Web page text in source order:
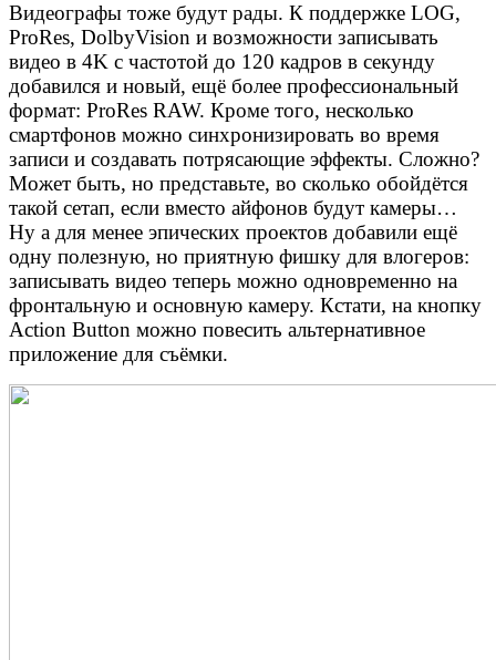
Видеографы тоже будут рады. К поддержке LOG,
ProRes, DolbyVision и возможности записывать
видео в 4K с частотой до 120 кадров в секунду
добавился и новый, ещё более профессиональный
формат: ProRes RAW. Кроме того, несколько
смартфонов можно синхронизировать во время
записи и создавать потрясающие эффекты. Сложно?
Может быть, но представьте, во сколько обойдётся
такой сетап, если вместо айфонов будут камеры…
Ну а для менее эпических проектов добавили ещё
одну полезную, но приятную фишку для влогеров:
записывать видео теперь можно одновременно на
фронтальную и основную камеру. Кстати, на кнопку
Action Button можно повесить альтернативное
приложение для съёмки.